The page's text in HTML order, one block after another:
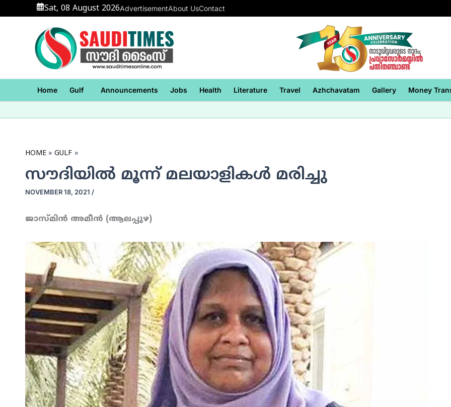
to
Sat, 08 August 2026AdvertisementAbout UsContact
Home Gulf Announcements Jobs Health Literature Travel Azhchavatam Gallery Money
HOME GULF
സൗദിയില്‍ മൂന്ന് മലയാളികള്‍ മരിച്ചു
NOVEMBER 18, 2021 /
ജാസ്മിന്‍ അമീന്‍ (ആലപ്പുഴ)